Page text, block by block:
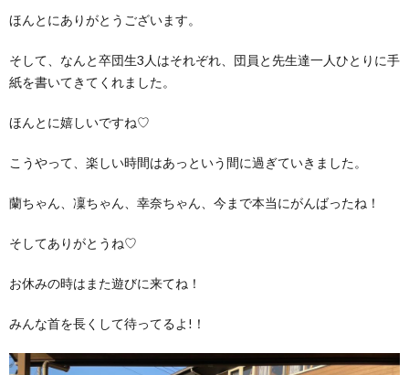
ほんとにありがとうございます。
そして、なんと卒団生3人はそれぞれ、団員と先生達一人ひとりに手
紙を書いてきてくれました。
ほんとに嬉しいですね♡
こうやって、楽しい時間はあっという間に過ぎていきました。
蘭ちゃん、凜ちゃん、幸奈ちゃん、今まで本当にがんばったね！
そしてありがとうね♡
お休みの時はまた遊びに来てね！
みんな首を長くして待ってるよ!！